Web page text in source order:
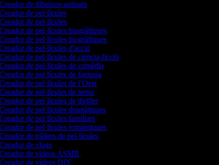
de dibuixos animats
de pel·lícules
de pel·lícules
de pel·lícules biogràfiques
de pel·lícules biogràfiques
de pel·lícules d'acció
de pel·lícules de ciència-ficció
de pel·lícules de comèdia
de pel·lícules de fantasia
de pel·lícules de l’Oest
de pel·lícules de terror
de pel·lícules de thriller
de pel·lícules dramàtiques
de pel·lícules familiars
de pel·lícules romàntiques
de tràilers de pel·lícules
de vlogs
de vídeos ASMR
de vídeos DIY